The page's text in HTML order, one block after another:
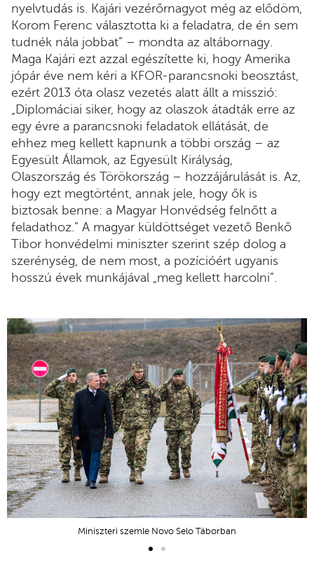
nyelvtudás is. Kajári vezérőrnagyot még az elődöm,
Korom Ferenc választotta ki a feladatra, de én sem
tudnék nála jobbat” – mondta az altábornagy.
Maga Kajári ezt azzal egészítette ki, hogy Amerika
jópár éve nem kéri a KFOR-parancsnoki beosztást,
ezért 2013 óta olasz vezetés alatt állt a misszió:
„Diplomáciai siker, hogy az olaszok átadták erre az
egy évre a parancsnoki feladatok ellátását, de
ehhez meg kellett kapnunk a többi ország – az
Egyesült Államok, az Egyesült Királyság,
Olaszország és Törökország – hozzájárulását is. Az,
hogy ezt megtörtént, annak jele, hogy ők is
biztosak benne: a Magyar Honvédség felnőtt a
feladathoz.” A magyar küldöttséget vezető Benkő
Tibor honvédelmi miniszter szerint szép dolog a
szerénység, de nem most, a pozícióért ugyanis
hosszú évek munkájával „meg kellett harcolni”.
Miniszteri szemle Novo Selo Táborban